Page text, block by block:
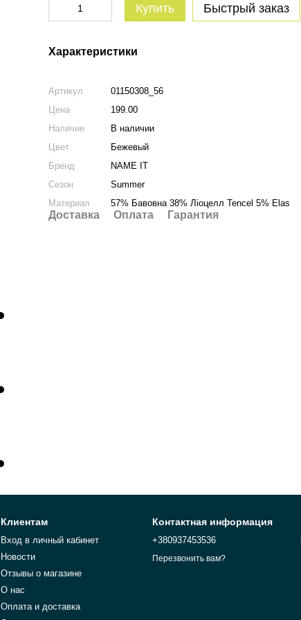
Купить Быстрый заказ
Характеристики
Артикул
01150308_56
Цена
199.00
Наличие
В наличии
Цвет
Бежевый
Бренд
NAME IT
Сезон
Summer
Материал
57% Бавовна 38% Ліоцелл Tencel 5% Elas
Доставка Оплата Гарантия
Клиентам
Вход в личный кабинет
Новости
Отзывы о магазине
О нас
Оплата и доставка
Контактная информация
+380937453536
Перезвонить вам?